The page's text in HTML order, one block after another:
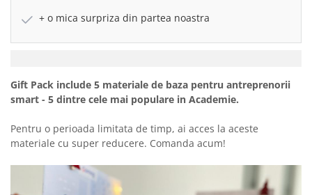
+ o mica surpriza din partea noastra
Gift Pack include 5 materiale de baza pentru antreprenorii
smart - 5 dintre cele mai populare in Academie.
Pentru o perioada limitata de timp, ai acces la aceste
materiale cu super reducere. Comanda acum!